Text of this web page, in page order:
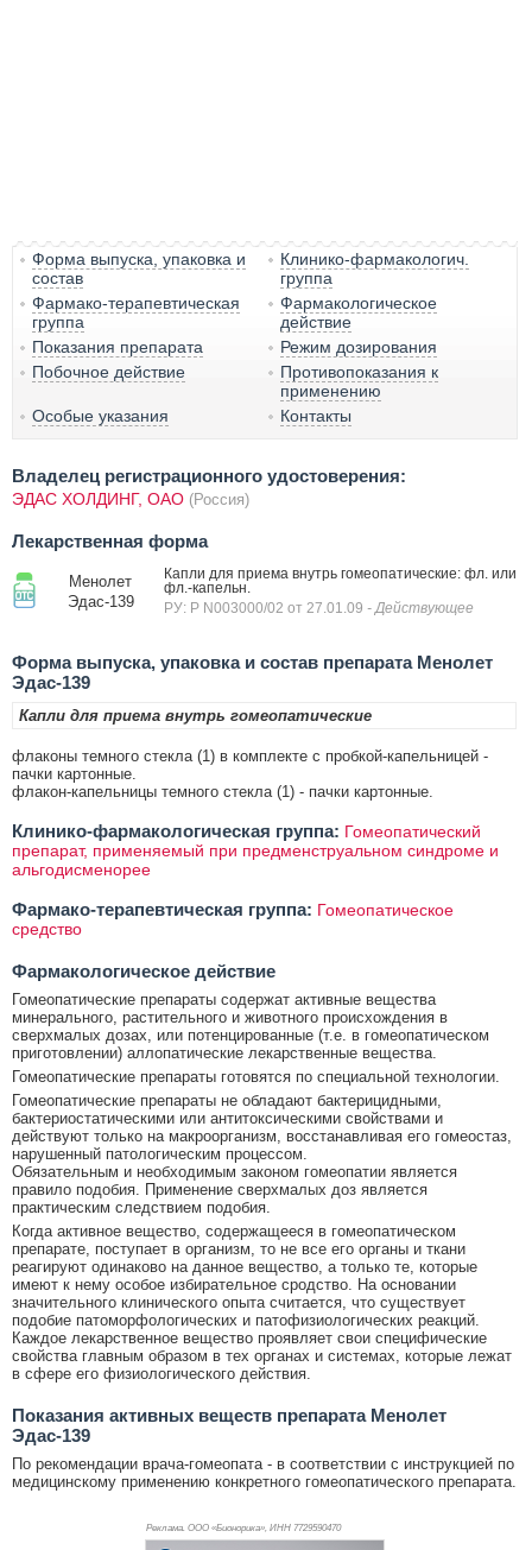
Форма выпуска, упаковка и
состав
Клинико-фармакологич.
группа
Фармако-терапевтическая
группа
Фармакологическое
действие
Показания препарата
Режим дозирования
Побочное действие
Противопоказания к
применению
Особые указания
Контакты
Владелец регистрационного удостоверения:
ЭДАС ХОЛДИНГ, ОАО (Россия)
Лекарственная форма
Менолет
Эдас-139
Капли для приема внутрь гомеопатические: фл. или
фл.-капельн.
РУ: Р N003000/02 от 27.01.09 - Действующее
Форма выпуска, упаковка и состав препарата Менолет
Эдас-139
Капли для приема внутрь гомеопатические
флаконы темного стекла (1) в комплекте с пробкой-капельницей -
пачки картонные.
флакон-капельницы темного стекла (1) - пачки картонные.
Клинико-фармакологическая группа: Гомеопатический
препарат, применяемый при предменструальном синдроме и
альгодисменорее
Фармако-терапевтическая группа: Гомеопатическое
средство
Фармакологическое действие
Гомеопатические препараты содержат активные вещества
минерального, растительного и животного происхождения в
сверхмалых дозах, или потенцированные (т.е. в гомеопатическом
приготовлении) аллопатические лекарственные вещества.
Гомеопатические препараты готовятся по специальной технологии.
Гомеопатические препараты не обладают бактерицидными,
бактериостатическими или антитоксическими свойствами и
действуют только на макроорганизм, восстанавливая его гомеостаз,
нарушенный патологическим процессом.
Обязательным и необходимым законом гомеопатии является
правило подобия. Применение сверхмалых доз является
практическим следствием подобия.
Когда активное вещество, содержащееся в гомеопатическом
препарате, поступает в организм, то не все его органы и ткани
реагируют одинаково на данное вещество, а только те, которые
имеют к нему особое избирательное сродство. На основании
значительного клинического опыта считается, что существует
подобие патоморфологических и патофизиологических реакций.
Каждое лекарственное вещество проявляет свои специфические
свойства главным образом в тех органах и системах, которые лежат
в сфере его физиологического действия.
Показания активных веществ препарата Менолет
Эдас-139
По рекомендации врача-гомеопата - в соответствии с инструкцией по
медицинскому применению конкретного гомеопатического препарата.
Реклама. ООО «Бионорика», ИНН 7729590470